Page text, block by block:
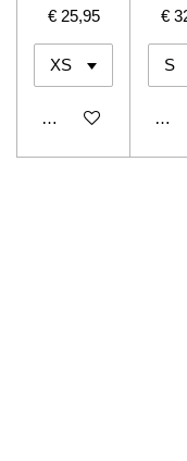
€ 25,95
In winkelwagen
€
In